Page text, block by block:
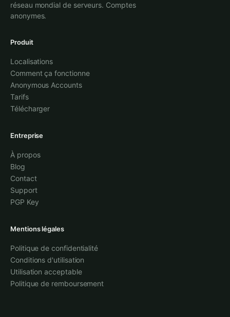
réseau mondial de serveurs. Comptes
anonymes.
Produit
Localisations
Comment ça fonctionne
Anonymous Accounts
Tarifs
Télécharger
Entreprise
À propos
Blog
Contact
Support
PGP Key
Mentions légales
Politique de confidentialité
Conditions d'utilisation
Utilisation acceptable
Politique de remboursement